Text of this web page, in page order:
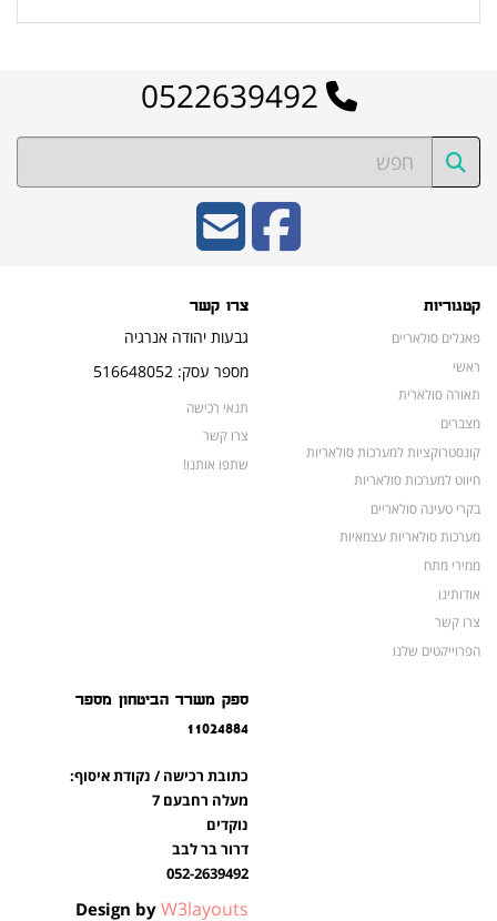
קטגוריות
פאנלים סולאריים
ראשי
תאורה סולארית
מצברים
קונסטרוקציות למערכות סולאריות
חיווט למערכות סולאריות
בקרי טעינה סולאריים
מערכות סולאריות עצמאיות
ממירי מתח
אודותינו
צרו קשר
הפרוייקטים שלנו
צרו קשר
גבעות יהודה אנרגיה
מספר עסק: 516648052
תנאי רכישה
צרו קשר
שתפו אותנו!
ספק משרד הביטחון מספר
11024884
כתובת רכישה / נקודת איסוף:
מעלה רחבעם 7
נוקדים
דרור בר לבב
052-2639492
Design by W3layouts